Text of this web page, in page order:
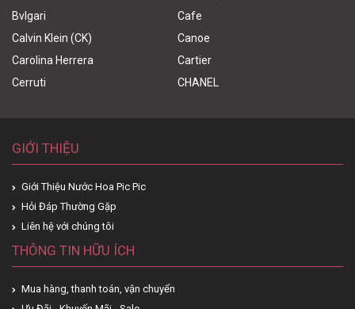
Bvlgari
Cafe
Calvin Klein (CK)
Canoe
Carolina Herrera
Cartier
Cerruti
CHANEL
GIỚI THIỆU
Giới Thiệu Nước Hoa Pic Pic
Hỏi Đáp Thường Gặp
Liên hệ với chúng tôi
THÔNG TIN HỮU ÍCH
Mua hàng, thanh toán, vận chuyển